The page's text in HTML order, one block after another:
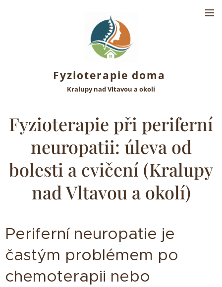
Fyzioterapie doma
Kralupy nad Vltavou a okolí
Fyzioterapie při periferní
neuropatii: úleva od
bolesti a cvičení (Kralupy
nad Vltavou a okolí)
Periferní neuropatie je
častým problémem po
chemoterapii nebo